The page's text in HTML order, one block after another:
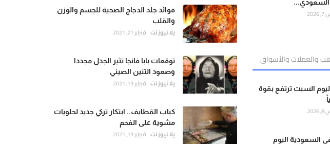
السعودي...
والعملات والأسواق
السبت ترتفع بقوة
السعودية اليوم
فوائد جلد الدجاج الصحية للجسم والوزن
والقلب
يلا نيوز نت فبراير 21, 2021
توقعات بابا فانجا تثير الجدل مجددا
وصعود التنين الصيني
يلا نيوز نت فبراير 13, 2021
كباب القطايف.. ابتكار تركي جديد لحلويات
مشوية على الفحم
يلا نيوز نت فبراير 13, 2021